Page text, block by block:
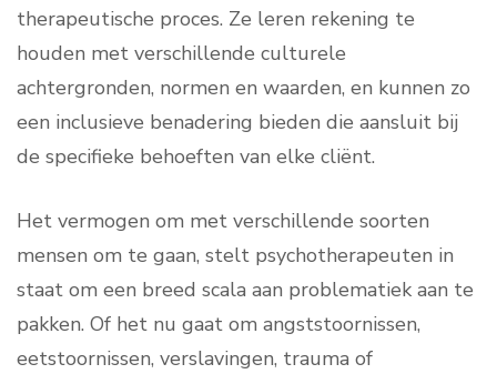
therapeutische proces. Ze leren rekening te
houden met verschillende culturele
achtergronden, normen en waarden, en kunnen zo
een inclusieve benadering bieden die aansluit bij
de specifieke behoeften van elke cliënt.
Het vermogen om met verschillende soorten
mensen om te gaan, stelt psychotherapeuten in
staat om een breed scala aan problematiek aan te
pakken. Of het nu gaat om angststoornissen,
eetstoornissen, verslavingen, trauma of